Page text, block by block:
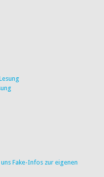
Fake-Infos zur eigenen